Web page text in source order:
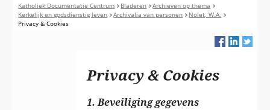
of
geweigerd.
G
E
K
Katholiek Documentatie Centrum Bladeren
Archieven op thema
Kerkelijk en godsdienstig leven
Archivalia van personen
Nolet, W.A.
Privacy & Cookies
Privacy & Cookies
1. Beveiliging gegevens